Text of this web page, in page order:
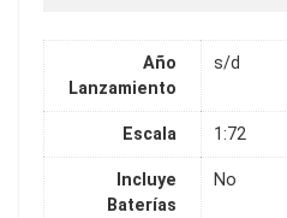
Año
Lanzamiento
s/d
Escala 1:72
Incluye
Baterías
No